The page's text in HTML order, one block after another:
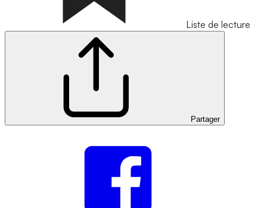
Liste de lecture
Partager